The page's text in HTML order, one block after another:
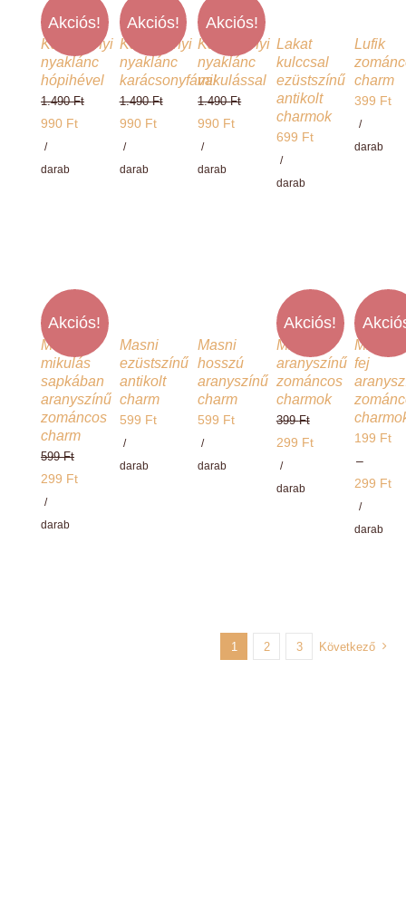
Akciós!
Karácsonyi
nyaklánc
hópihével
1.490Ft
Original
price
was:
990 Ft
Current
price
/
darab
Akciós!
Karácsonyi
nyaklánc
karácsonyfával
1.490Ft
Original
price
was:
990 Ft
Current
price
/
darab
Akciós!
Karácsonyi
nyaklánc
mikulással
1.490Ft
Original
price
was:
990 Ft
Current
price
/
darab
Lakat
kulccsal
ezüstszínű
antikolt
charmok
699 Ft
/
darab
Lufik
charm
399 Ft
/
darab
Akciós!
Macska
mikulás
sapkában
aranyszínű
zománcos
charm
599Ft
Original
price
was:
299 Ft
Current
price
/
darab
Masni
ezüstszínű
antikolt
charm
599 Ft
/
darab
Masni
hosszú
aranyszínű
charm
599 Ft
/
darab
Akciós!
Mikulás
aranyszínű
zománcos
charmok
399Ft
Original
price
was:
299 Ft
Current
price
/
darab
Mikulás
fej
199 Ft
–
299 Ft
199 Ft
/
darab
1 2 3 Következő